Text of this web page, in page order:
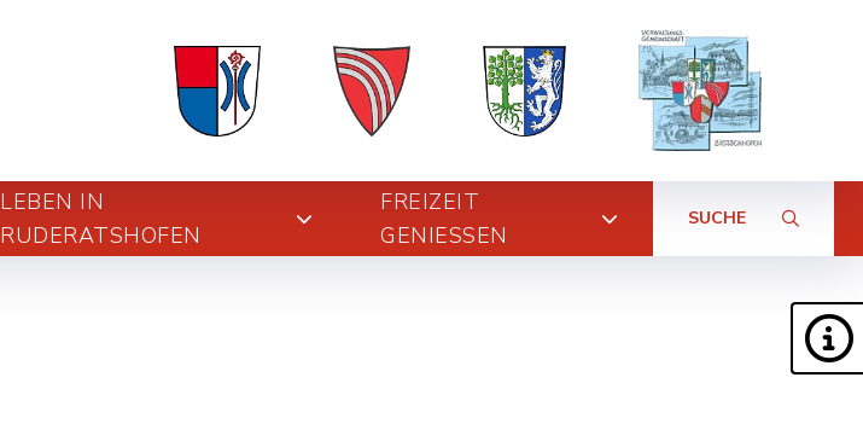
LEBEN IN
RUDERATSHOFEN
FREIZEIT
GENIESSEN
SUCHE